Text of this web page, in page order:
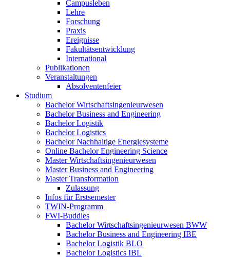
Campusleben
Lehre
Forschung
Praxis
Ereignisse
Fakultätsentwicklung
International
Publikationen
Veranstaltungen
Absolventenfeier
Studium
Bachelor Wirtschaftsingenieurwesen
Bachelor Business and Engineering
Bachelor Logistik
Bachelor Logistics
Bachelor Nachhaltige Energiesysteme
Online Bachelor Engineering Science
Master Wirtschaftsingenieurwesen
Master Business and Engineering
Master Transformation
Zulassung
Infos für Erstsemester
TWIN-Programm
FWI-Buddies
Bachelor Wirtschaftsingenieurwesen BWW
Bachelor Business and Engineering IBE
Bachelor Logistik BLO
Bachelor Logistics IBL